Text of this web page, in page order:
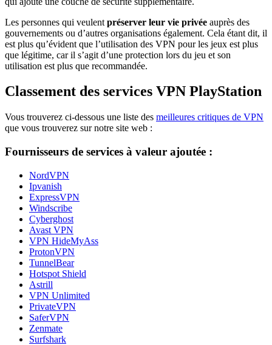
Les personnes qui veulent préserver leur vie privée auprès des
gouvernements ou d’autres organisations également. Cela étant dit, il
est plus qu’évident que l’utilisation des VPN pour les jeux est plus
que légitime, car il s’agit d’une protection lors du jeu et son
utilisation est plus que recommandée.
Classement des services VPN PlayStation
Vous trouverez ci-dessous une liste des meilleures critiques de VPN
que vous trouverez sur notre site web :
Fournisseurs de services à valeur ajoutée :
NordVPN
Ipvanish
ExpressVPN
Windscribe
Cyberghost
Avast VPN
VPN HideMyAss
ProtonVPN
TunnelBear
Hotspot Shield
Astrill
VPN Unlimited
PrivateVPN
SaferVPN
Zenmate
Surfshark